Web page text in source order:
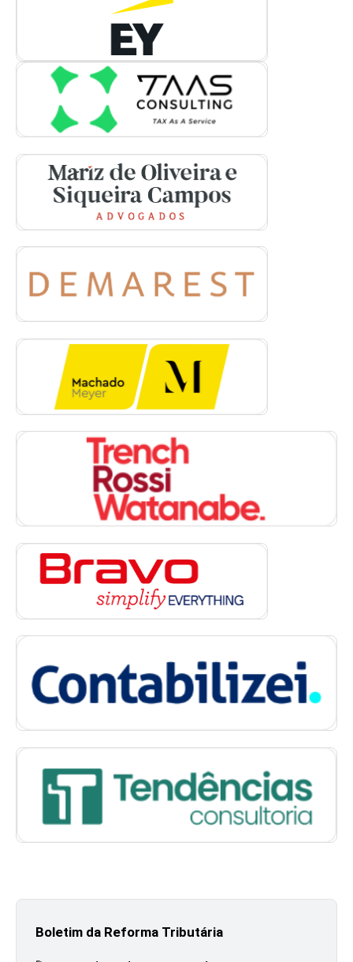
Boletim da Reforma Tributária